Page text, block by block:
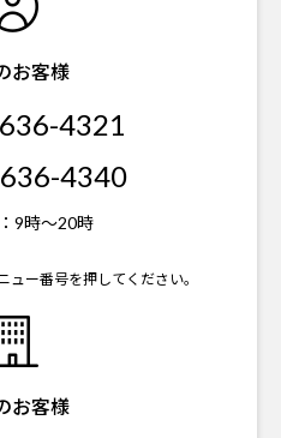
お客様
4321
4340
9時～20時
ー番号を押してください。
お客様